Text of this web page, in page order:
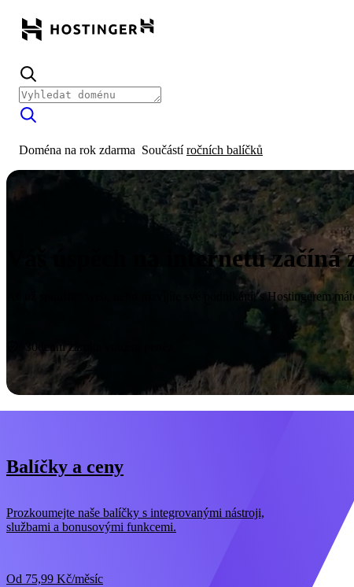
Doména na rok zdarma Součástíročních balíčků
Váš úspěch na internetu začíná
Ať už spouštíte web, nebo rozvíjíte své podnikání, s Hostingerem
30denní záruka vrácení peněz
Balíčky a ceny
Prozkoumejte naše balíčky s integrovanými nástroji,
službami a bonusovými funkcemi.
Od 75,99 Kč/měsíc